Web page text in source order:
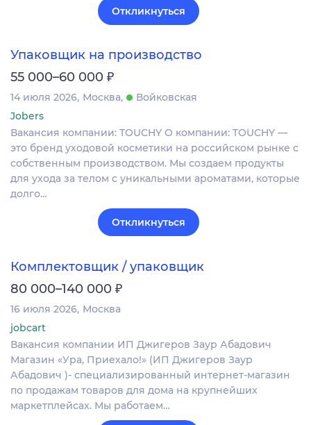
Откликнуться
Упаковщик на производство
55 000–60 000 ₽
14 июля 2026 Москва
Войковская
Jobers
Вакансия компании: TOUCHY О компании: TOUCHY —
это бренд уходовой косметики на российском рынке с
собственным производством. Мы создаем продукты
для ухода за телом с уникальными ароматами, которые
долго…
Откликнуться
Комплектовщик / упаковщик
80 000–140 000 ₽
16 июля 2026 Москва
jobcart
Вакансия компании ИП Джигеров Заур Абадович
Магазин «Ура, Приехало!» (ИП Джигеров Заур
Абадович )- специализированный интернет-магазин
по продажам товаров для дома на крупнейших
маркетплейсах. Мы работаем…